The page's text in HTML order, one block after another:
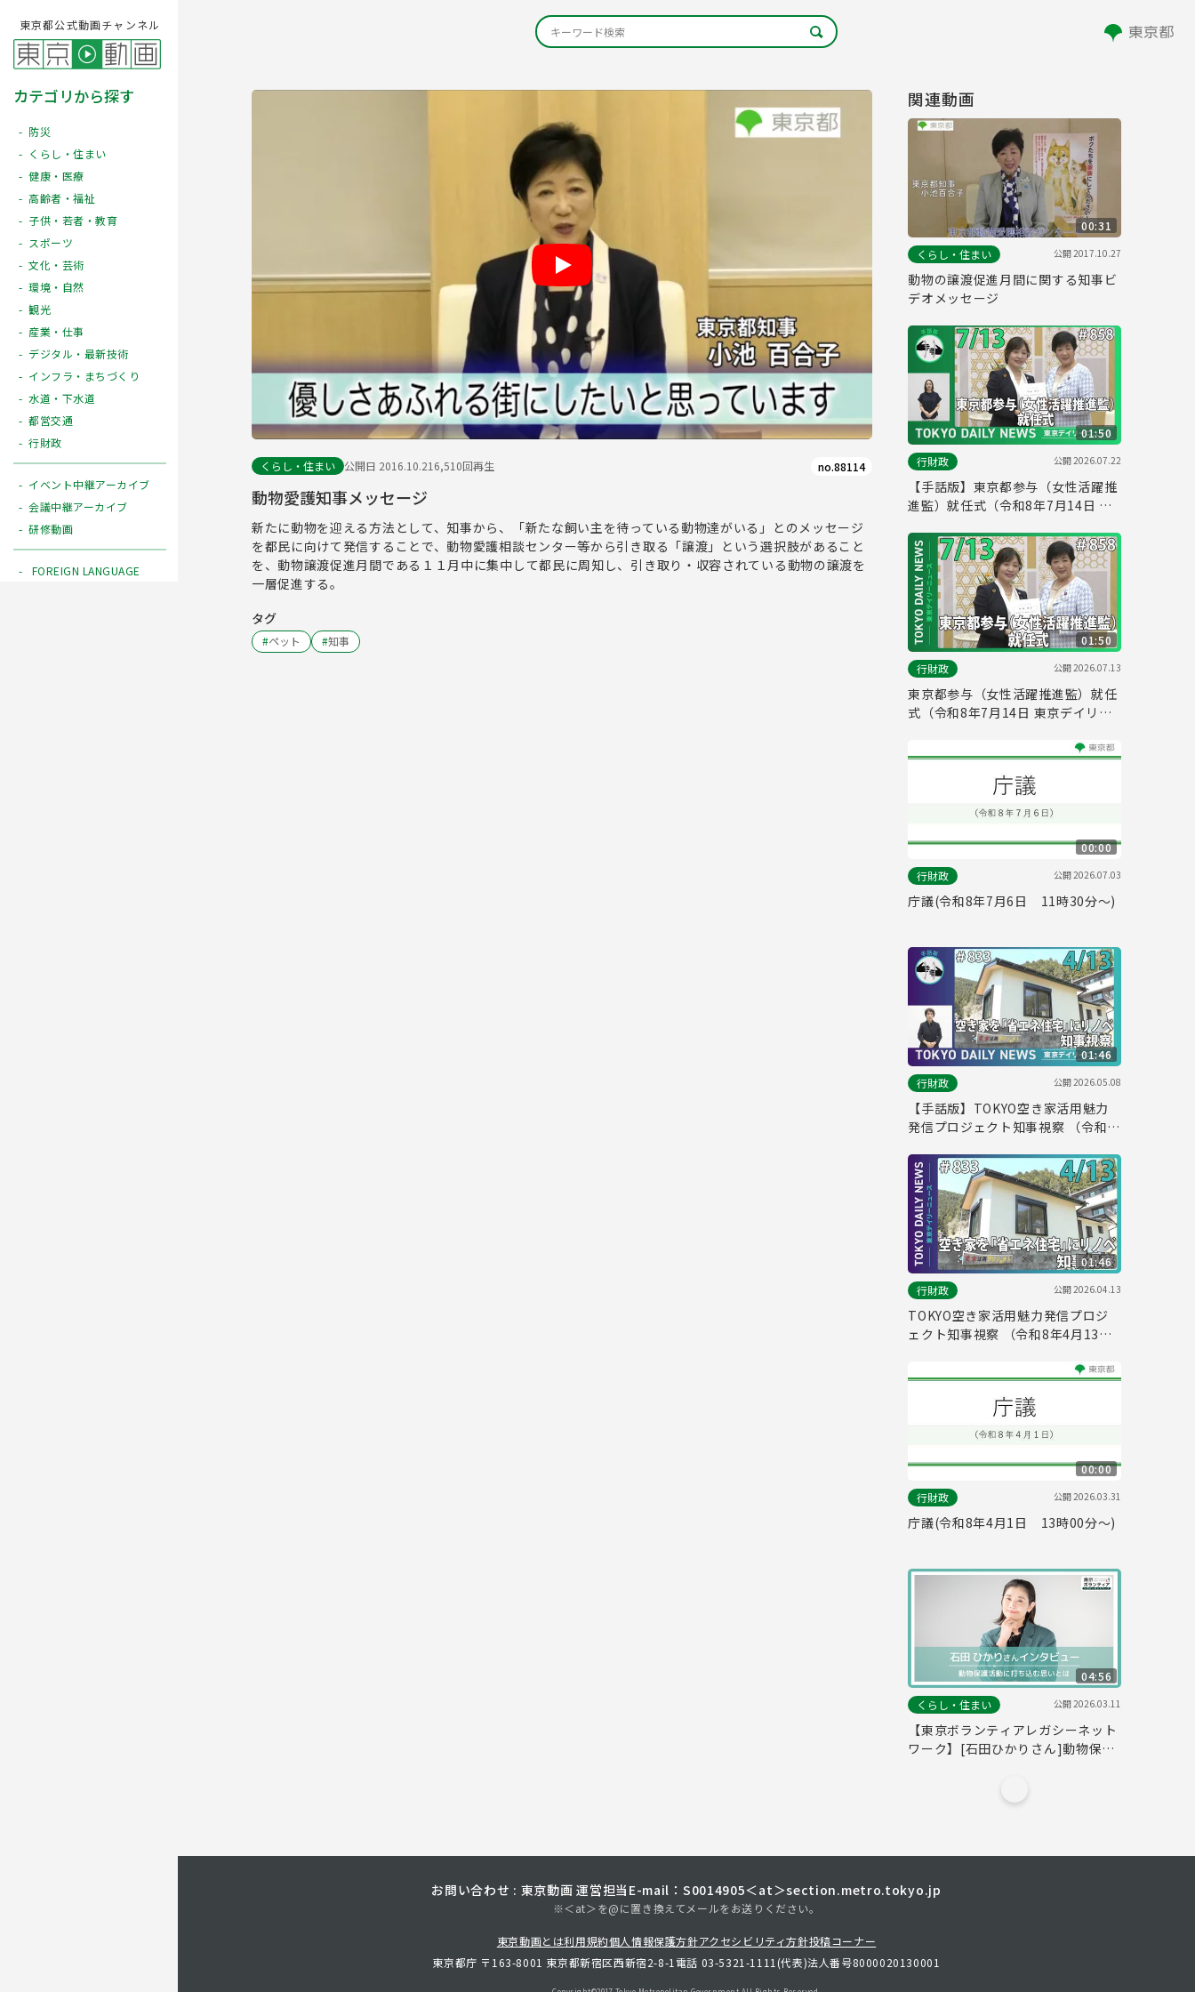
東京都公式動画チャンネル
カテゴリから探す
防災
くらし・住まい
健康・医療
高齢者・福祉
子供・若者・教育
スポーツ
文化・芸術
環境・自然
観光
産業・仕事
デジタル・最新技術
インフラ・まちづくり
水道・下水道
都営交通
行財政
イベント中継アーカイブ
会議中継アーカイブ
研修動画
FOREIGN LANGUAGE
Play
くらし・住まい 公開日 2016.10.21 6,510回再生 no.88114
動物愛護知事メッセージ
新たに動物を迎える方法として、知事から、「新たな飼い主を待っている動物達がいる」とのメッセージ
を都民に向けて発信することで、動物愛護相談センター等から引き取る「譲渡」という選択肢があること
を、動物譲渡促進月間である１１月中に集中して都民に周知し、引き取り・収容されている動物の譲渡を
一層促進する。
タグ
#ペット #知事
関連動画
00:31
くらし・住まい
公開2017.10.27
動物の譲渡促進月間に関する知事ビ
デオメッセージ
01:50
行財政
公開2026.07.22
【手話版】東京都参与（女性活躍推
進監）就任式（令和8年7月14日 東
01:50
行財政
公開2026.07.13
東京都参与（女性活躍推進監）就任
式（令和8年7月14日 東京デイリー
00:00
行財政
公開2026.07.03
庁議(令和8年7月6日 11時30分～)
01:46
行財政
公開2026.05.08
【手話版】TOKYO空き家活用魅力
発信プロジェクト知事視察 （令和8
No.833）
01:46
行財政
公開2026.04.13
TOKYO空き家活用魅力発信プロジ
ェクト知事視察 （令和8年4月13日
00:00
行財政
公開2026.03.31
庁議(令和8年4月1日 13時00分～)
04:56
くらし・住まい
公開2026.03.11
【東京ボランティアレガシーネット
ワーク】[石田ひかりさん]動物保護
お問い合わせ : 東京動画 運営担当 E-mail：S0014905＜at＞section.metro.tokyo.jp
※＜at＞を@に置き換えてメールをお送りください。
東京動画とは利用規約個人情報保護方針アクセシビリティ方針投稿コーナー
東京都庁 〒163-8001 東京都新宿区西新宿2-8-1 電話 03-5321-1111(代表)法人番号8000020130001